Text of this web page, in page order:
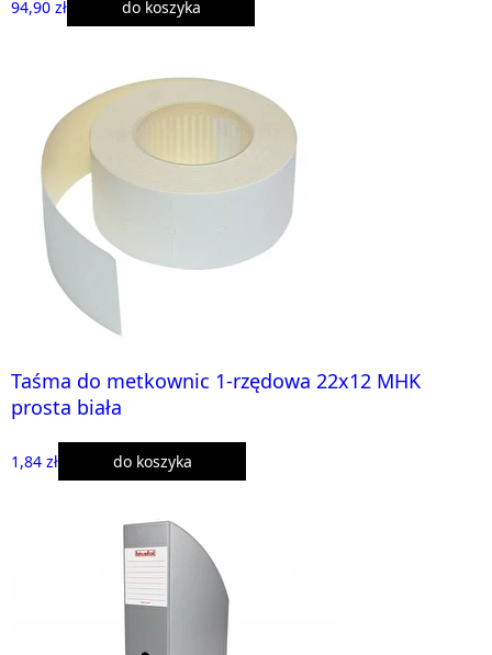
94,90 zł do koszyka
Taśma do metkownic 1-rzędowa 22x12 MHK
prosta biała
1,84 zł do koszyka